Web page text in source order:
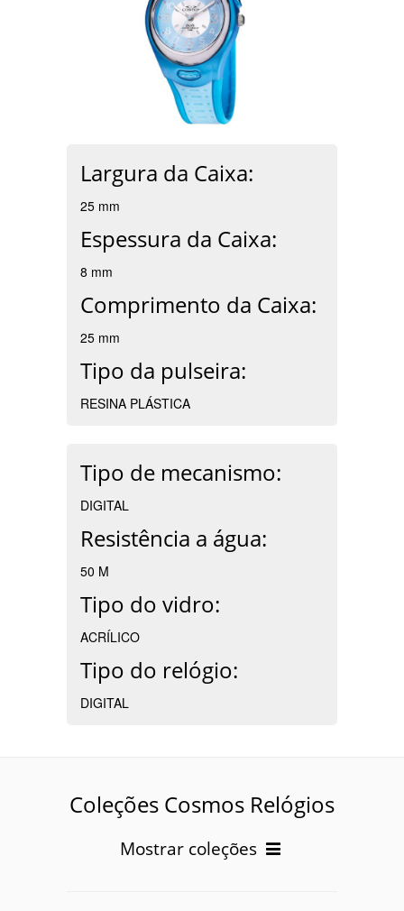
Largura da Caixa:
25 mm
Espessura da Caixa:
8 mm
Comprimento da Caixa:
25 mm
Tipo da pulseira:
RESINA PLÁSTICA
Tipo de mecanismo:
DIGITAL
Resistência a água:
50 M
Tipo do vidro:
ACRÍLICO
Tipo do relógio:
DIGITAL
Coleções Cosmos Relógios
Mostrar coleções